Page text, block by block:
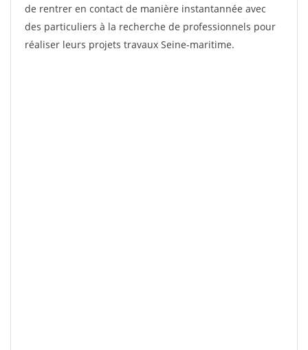
de rentrer en contact de manière instantannée avec
des particuliers à la recherche de professionnels pour
réaliser leurs projets travaux Seine-maritime.